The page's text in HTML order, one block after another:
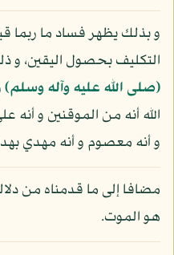
و بذلك يظهر فساد ما ربما
التكليف بحصول اليقين، و
(صلى الله عليه وآله وسلم)
الله أنه من الموقنين و أنه
و أنه معصوم و أنه مهدي
مضافا إلى ما قدمناه من
هو الموت.